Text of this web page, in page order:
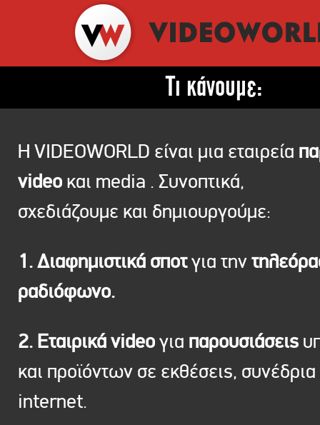
Τι κάνουμε:
Η VIDEOWORLD είναι μια εταιρεία
video και media . Συνοπτικά,
σχεδιάζουμε και δημιουργούμε:
1. Διαφημιστικά σποτγια την
ραδιόφωνο.
2. Εταιρικά videoγια παρουσιάσεις
και προϊόντων σε εκθέσεις, συνέδρια
internet.